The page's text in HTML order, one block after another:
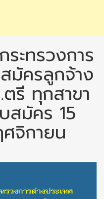
ะทรวงการ
มัครลูกจ้าง
รี ทุกสาขา
สมัคร 15
จิกายน